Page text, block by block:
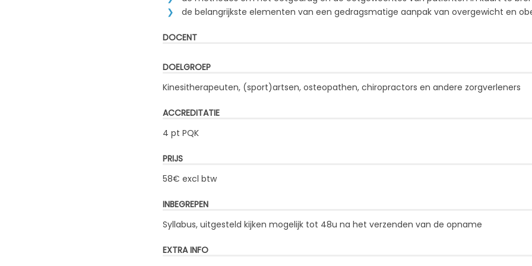
de belangrijkste elementen van een gedragsmatige aanpak van overgewicht en
DOCENT
DOELGROEP
Kinesitherapeuten, (sport)artsen, osteopathen, chiropractors en andere zorgverleners
ACCREDITATIE
4 pt PQK
PRIJS
58€ excl btw
INBEGREPEN
Syllabus, uitgesteld kijken mogelijk tot 48u na het verzenden van de opname
EXTRA INFO